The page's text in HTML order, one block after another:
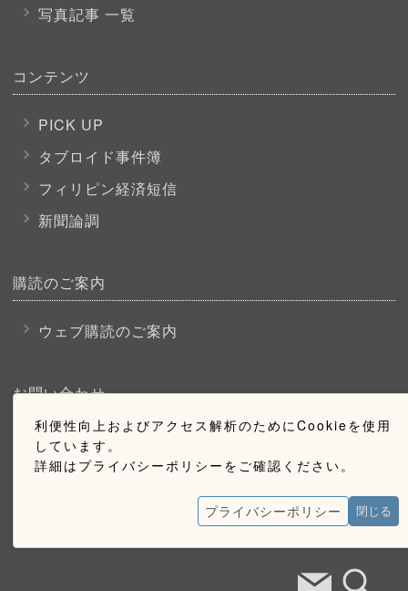
利便性向上およびアクセス解析のためにCookieを使用
しています。
詳細はプライバシーポリシーをご確認ください。
プライバシーポリシー 閉じる
写真記事 一覧
コンテンツ
PICK UP
タブロイド事件簿
フィリピン経済短信
新聞論調
購読のご案内
ウェブ購読のご案内
お問い合わせ
採用情報
お問い合わせ